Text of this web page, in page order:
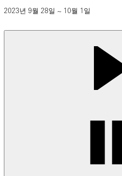
2023년 9월 28일 ~ 10월 1일